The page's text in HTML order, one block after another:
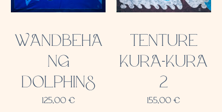
WANDBEHA
NG
DOLPHINS
125,00 €
TENTURE
KURA-KURA
2
155,00€